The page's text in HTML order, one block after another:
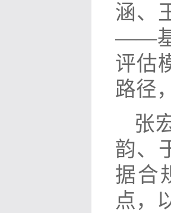
涵、
——基
评估
路径
张
韵、
据合
点，